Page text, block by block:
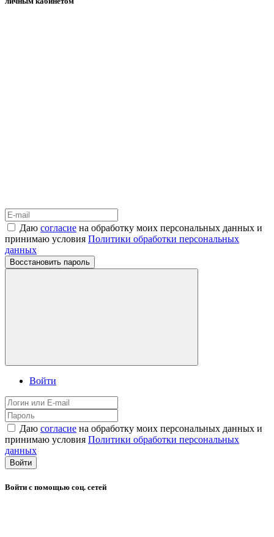
Даю согласие на обработку моих персональных данных и
принимаю условия Политики обработки персональных
данных
Восстановить пароль
Войти
Даю согласие на обработку моих персональных данных и
принимаю условия Политики обработки персональных
данных
Войти
Войти с помощью соц. сетей